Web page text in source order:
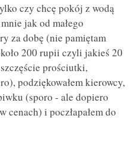
czy chcę pokój z wodą
jak od małego
za dobę (nie pamiętam
200 rupii czyli jakieś 20
prościutki,
podziękowałem kierowcy,
(sporo - ale dopiero
cenach) i poczłapałem do